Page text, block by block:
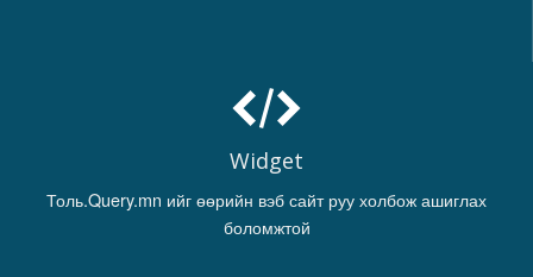
Widget
Толь.Query.mn ийг өөрийн вэб сайт руу холбож ашиглах
боломжтой